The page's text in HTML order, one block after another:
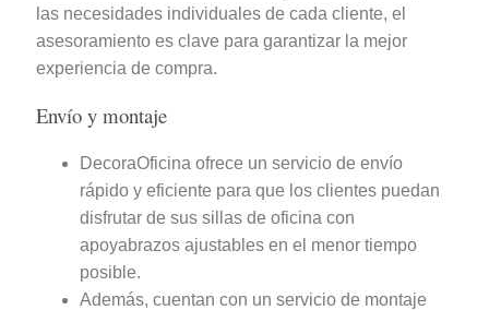
las necesidades individuales de cada cliente, el
asesoramiento es clave para garantizar la mejor
experiencia de compra.
Envío y montaje
DecoraOficina ofrece un servicio de envío
rápido y eficiente para que los clientes puedan
disfrutar de sus sillas de oficina con
apoyabrazos ajustables en el menor tiempo
posible.
Además, cuentan con un servicio de montaje